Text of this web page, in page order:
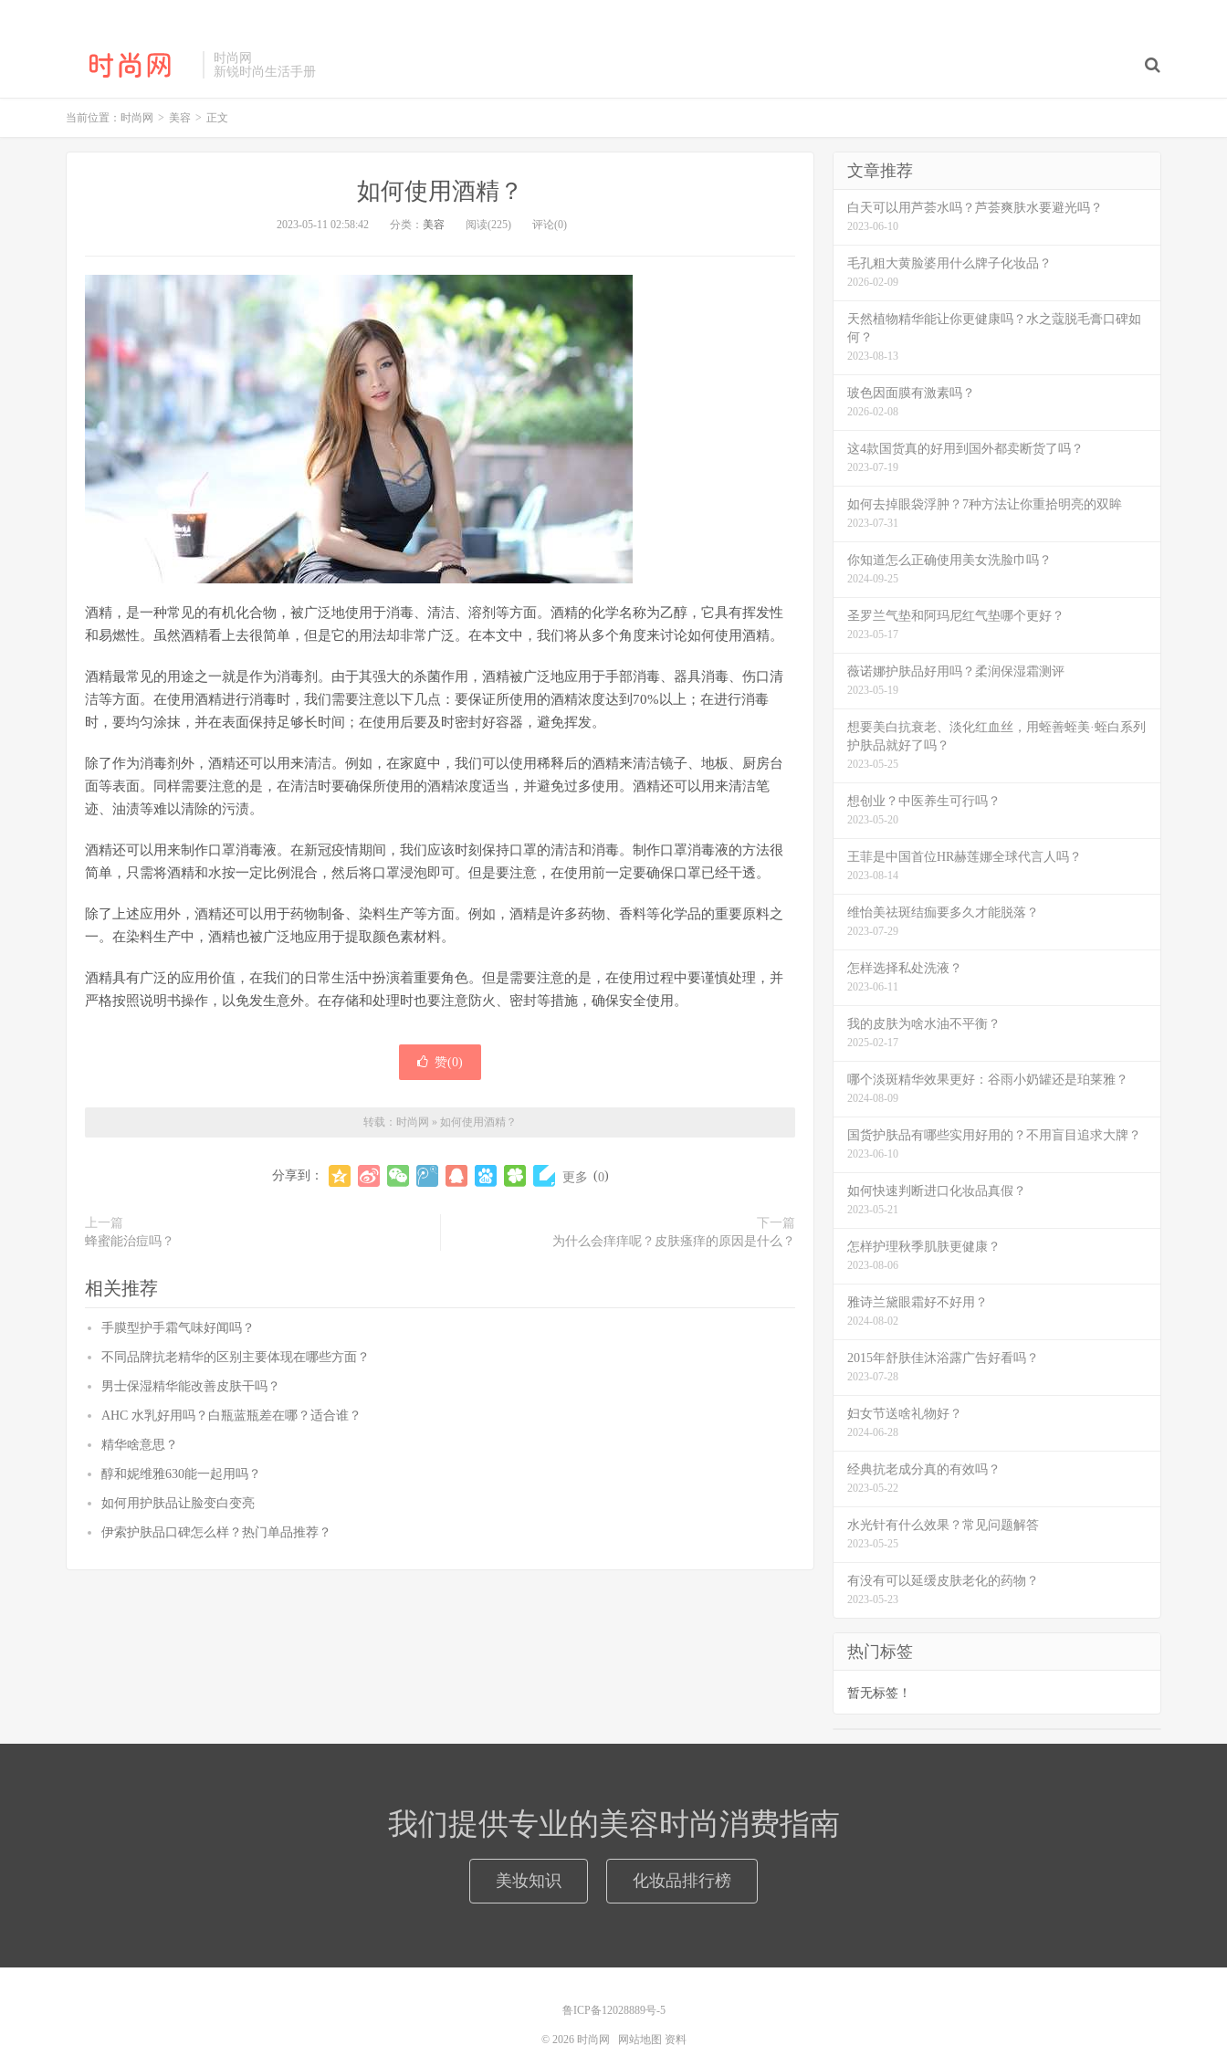
时尚网
新锐时尚生活手册
当前位置： 时尚网 > 美容 > 正文
如何使用酒精？
2023-05-11 02:58:42 分类： 美容 阅读(225) 评论(0)
酒精，是一种常见的有机化合物，被广泛地使用于消毒、清洁、溶剂等方面。酒精的化学名称为乙醇，它具有挥发性
和易燃性。虽然酒精看上去很简单，但是它的用法却非常广泛。在本文中，我们将从多个角度来讨论如何使用酒精。
酒精最常见的用途之一就是作为消毒剂。由于其强大的杀菌作用，酒精被广泛地应用于手部消毒、器具消毒、伤口清
洁等方面。在使用酒精进行消毒时，我们需要注意以下几点：要保证所使用的酒精浓度达到70%以上；在进行消毒
时，要均匀涂抹，并在表面保持足够长时间；在使用后要及时密封好容器，避免挥发。
除了作为消毒剂外，酒精还可以用来清洁。例如，在家庭中，我们可以使用稀释后的酒精来清洁镜子、地板、厨房台
面等表面。同样需要注意的是，在清洁时要确保所使用的酒精浓度适当，并避免过多使用。酒精还可以用来清洁笔
迹、油渍等难以清除的污渍。
酒精还可以用来制作口罩消毒液。在新冠疫情期间，我们应该时刻保持口罩的清洁和消毒。制作口罩消毒液的方法很
简单，只需将酒精和水按一定比例混合，然后将口罩浸泡即可。但是要注意，在使用前一定要确保口罩已经干透。
除了上述应用外，酒精还可以用于药物制备、染料生产等方面。例如，酒精是许多药物、香料等化学品的重要原料之
一。在染料生产中，酒精也被广泛地应用于提取颜色素材料。
酒精具有广泛的应用价值，在我们的日常生活中扮演着重要角色。但是需要注意的是，在使用过程中要谨慎处理，并
严格按照说明书操作，以免发生意外。在存储和处理时也要注意防火、密封等措施，确保安全使用。
赞(0)
转载： 时尚网 » 如何使用酒精？
分享到： 更多 (0)
上一篇
蜂蜜能治痘吗？
下一篇
为什么会痒痒呢？皮肤瘙痒的原因是什么？
相关推荐
手膜型护手霜气味好闻吗？
不同品牌抗老精华的区别主要体现在哪些方面？
男士保湿精华能改善皮肤干吗？
AHC 水乳好用吗？白瓶蓝瓶差在哪？适合谁？
精华啥意思？
醇和妮维雅630能一起用吗？
如何用护肤品让脸变白变亮
伊索护肤品口碑怎么样？热门单品推荐？
文章推荐
白天可以用芦荟水吗？芦荟爽肤水要避光吗？
2023-06-10
毛孔粗大黄脸婆用什么牌子化妆品？
2026-02-09
天然植物精华能让你更健康吗？水之蔻脱毛膏口碑如
何？
2023-08-13
玻色因面膜有激素吗？
2026-02-08
这4款国货真的好用到国外都卖断货了吗？
2023-07-19
如何去掉眼袋浮肿？7种方法让你重拾明亮的双眸
2023-07-31
你知道怎么正确使用美女洗脸巾吗？
2024-09-25
圣罗兰气垫和阿玛尼红气垫哪个更好？
2023-05-17
薇诺娜护肤品好用吗？柔润保湿霜测评
2023-05-19
想要美白抗衰老、淡化红血丝，用蛭善蛭美·蛭白系列
护肤品就好了吗？
2023-05-25
想创业？中医养生可行吗？
2023-05-20
王菲是中国首位HR赫莲娜全球代言人吗？
2023-08-14
维怡美祛斑结痂要多久才能脱落？
2023-07-29
怎样选择私处洗液？
2023-06-11
我的皮肤为啥水油不平衡？
2025-02-17
哪个淡斑精华效果更好：谷雨小奶罐还是珀莱雅？
2024-08-09
国货护肤品有哪些实用好用的？不用盲目追求大牌？
2023-06-10
如何快速判断进口化妆品真假？
2023-05-21
怎样护理秋季肌肤更健康？
2023-08-06
雅诗兰黛眼霜好不好用？
2024-08-02
2015年舒肤佳沐浴露广告好看吗？
2023-07-28
妇女节送啥礼物好？
2024-06-28
经典抗老成分真的有效吗？
2023-05-22
水光针有什么效果？常见问题解答
2023-05-25
有没有可以延缓皮肤老化的药物？
2023-05-23
热门标签
暂无标签！
我们提供专业的美容时尚消费指南
美妆知识 化妆品排行榜
鲁ICP备12028889号-5
© 2026 时尚网 网站地图 资料